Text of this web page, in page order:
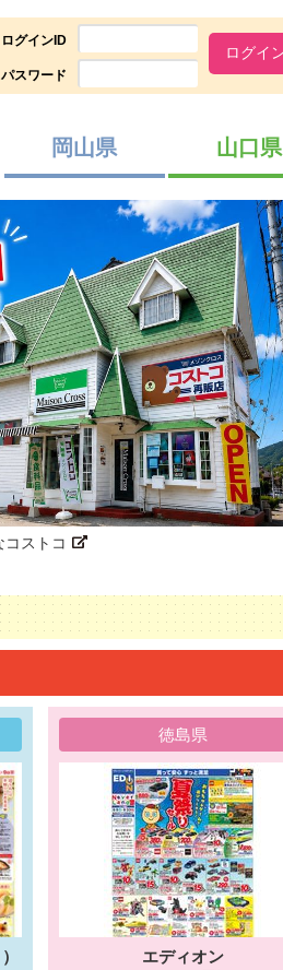
ログインID
パスワード
岡山県 山口県
ストコ
徳島県
エディオン